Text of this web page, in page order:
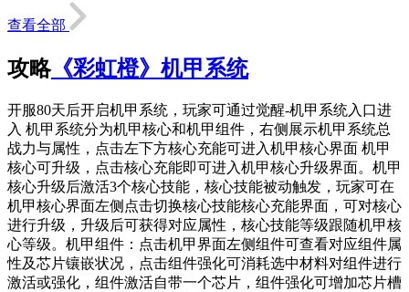
查看全部
攻略《彩虹橙》机甲系统
开服80天后开启机甲系统，玩家可通过觉醒-机甲系统入口进
入 机甲系统分为机甲核心和机甲组件，右侧展示机甲系统总
战力与属性，点击左下方核心充能可进入机甲核心界面 机甲
核心可升级，点击核心充能即可进入机甲核心升级界面。机甲
核心升级后激活3个核心技能，核心技能被动触发，玩家可在
机甲核心界面左侧点击切换核心技能核心充能界面，可对核心
进行升级，升级后可获得对应属性，核心技能等级跟随机甲核
心等级。机甲组件：点击机甲界面左侧组件可查看对应组件属
性及芯片镶嵌状况，点击组件强化可消耗选中材料对组件进行
激活或强化，组件激活自带一个芯片，组件强化可增加芯片槽